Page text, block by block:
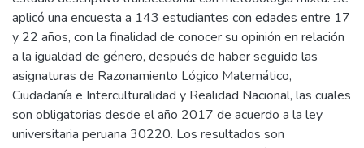
aplicó una encuesta a 143 estudiantes con edades entre 17
y 22 años, con la finalidad de conocer su opinión en relación
a la igualdad de género, después de haber seguido las
asignaturas de Razonamiento Lógico Matemático,
Ciudadanía e Interculturalidad y Realidad Nacional, las cuales
son obligatorias desde el año 2017 de acuerdo a la ley
universitaria peruana 30220. Los resultados son